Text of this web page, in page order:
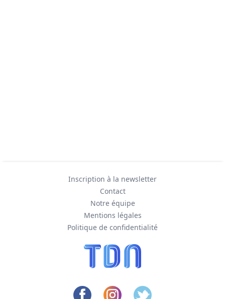
Inscription à la newsletter
Contact
Notre équipe
Mentions légales
Politique de confidentialité